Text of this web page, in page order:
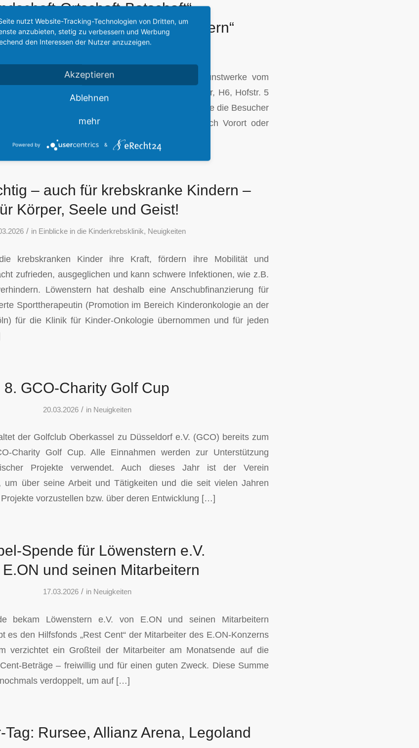
Ortschaft-Botschaft“-
mit Charity-Partner „Löwenstern“
Kerstin Grobler wird ihre wunderbaren Kunstwerke vom
einer Vernissage im Haus der Hildener Künstler, H6, Hofstr. 5
dem Motto „Landschaft-Ortschaft-Botschaft“ will sie die Besucher
Charity -Partner ist Löwenstern e.V., der sich Vorort oder
freuen würde. Anbei die […]
– auch für krebskranke Kindern –
Körper, Seele und Geist!
/ in Einblicke in die Kinderkrebsklinik, Neuigkeiten
krebskranken Kinder ihre Kraft, fördern ihre Mobilität und
zufrieden, ausgeglichen und kann schwere Infektionen, wie z.B.
Löwenstern hat deshalb eine Anschubfinanzierung für
Sporttherapeutin (Promotion im Bereich Kinderonkologie an der
für die Klinik für Kinder-Onkologie übernommen und für jeden
8. GCO-Charity Golf Cup
20.03.2026 / in Neuigkeiten
der Golfclub Oberkassel zu Düsseldorf e.V. (GCO) bereits zum
Charity Golf Cup. Alle Einnahmen werden zur Unterstützung
Projekte verwendet. Auch dieses Jahr ist der Verein
um über seine Arbeit und Tätigkeiten und die seit vielen Jahren
vorzustellen bzw. über deren Entwicklung […]
Spende für Löwenstern e.V.
und seinen Mitarbeitern
17.03.2026 / in Neuigkeiten
bekam Löwenstern e.V. von E.ON und seinen Mitarbeitern
es den Hilfsfonds „Rest Cent“ der Mitarbeiter des E.ON-Konzerns
verzichtet ein Großteil der Mitarbeiter am Monatsende auf die
Beträge – freiwillig und für einen guten Zweck. Diese Summe
verdoppelt, um auf […]
Rursee, Allianz Arena, Legoland
nutzt Website-Tracking-Technologien von Dritten, um
anzubieten, stetig zu verbessern und Werbung
den Interessen der Nutzer anzuzeigen.
Akzeptieren
Ablehnen
mehr
Powered by &